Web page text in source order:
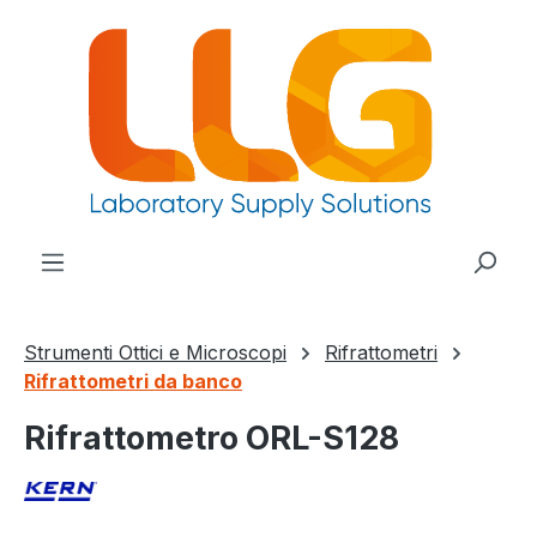
principale
Strumenti Ottici e Microscopi
Rifrattometri
Rifrattometri da banco
Rifrattometro ORL-S128